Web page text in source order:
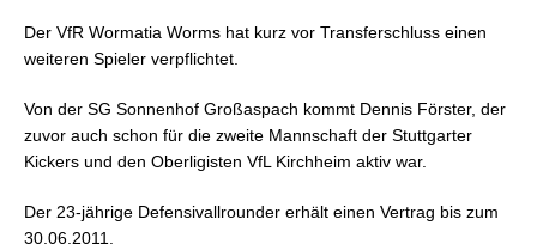
Der VfR Wormatia Worms hat kurz vor Transferschluss einen
weiteren Spieler verpflichtet.
Von der SG Sonnenhof Großaspach kommt Dennis Förster, der
zuvor auch schon für die zweite Mannschaft der Stuttgarter
Kickers und den Oberligisten VfL Kirchheim aktiv war.
Der 23-jährige Defensivallrounder erhält einen Vertrag bis zum
30.06.2011.